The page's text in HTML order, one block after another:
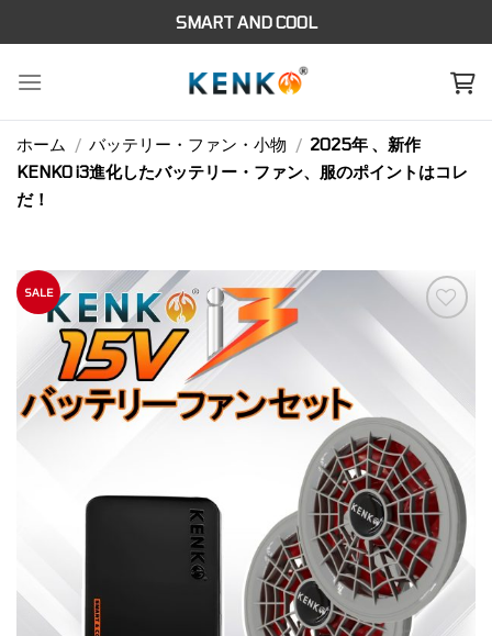
to
SMART AND COOL
ホーム / バッテリー・ファン・小物 / 2025年 、新作
KENKO i3進化したバッテリー・ファン、服のポイントはコレ
だ！
SALE